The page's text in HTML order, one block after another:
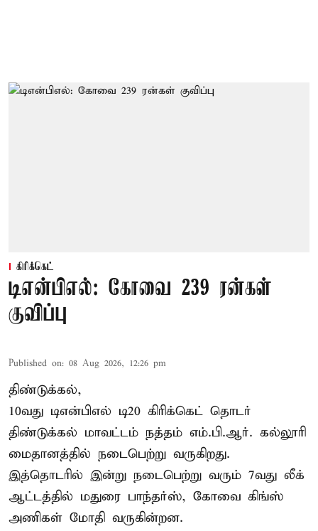
கிரிக்கெட்
டிஎன்பிஎல்: கோவை 239 ரன்கள்
குவிப்பு
Published on: 08 Aug 2026, 12:26 pm
திண்டுக்கல்,
10வது டிஎன்பிஎல் டி20 கிரிக்கெட் தொடர்
திண்டுக்கல் மாவட்டம் நத்தம் எம்.பி.ஆர். கல்லூரி
மைதானத்தில் நடைபெற்று வருகிறது.
இத்தொடரில் இன்று நடைபெற்று வரும் 7வது லீக்
ஆட்டத்தில் மதுரை பாந்தர்ஸ், கோவை கிங்ஸ்
அணிகள் மோதி வருகின்றன.